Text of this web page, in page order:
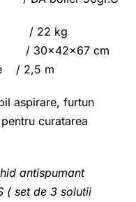
kg
cm
/ 2,5 m
aspirare, furtun
curatarea
antispumant
( set de 3 solutii